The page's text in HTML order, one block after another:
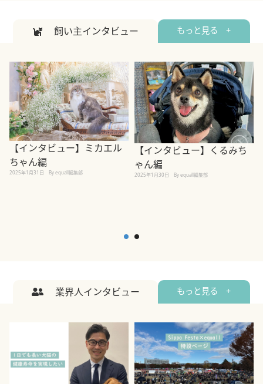
飼い主インタビュー もっと見る +
【インタビュー】ミカエル
ちゃん編
2025年1月31日 By equall編集部
【インタビュー】くるみち
ゃん編
2025年1月30日 By equall編集部
業界人インタビュー もっと見る +